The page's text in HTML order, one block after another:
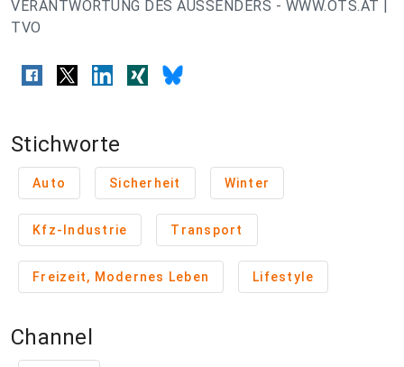
VERANTWORTUNG DES AUSSENDERS - WWW.OTS.AT |
TVO
Stichworte
Auto Sicherheit Winter
Kfz-Industrie Transport
Freizeit, Modernes Leben Lifestyle
Channel